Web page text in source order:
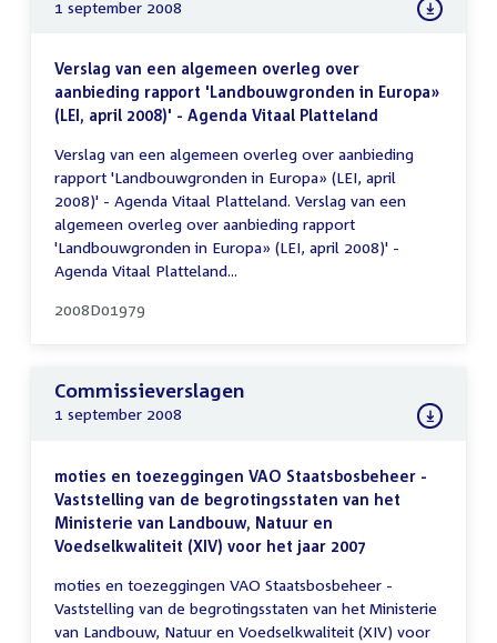
1 september 2008
Verslag van een algemeen overleg over
aanbieding rapport 'Landbouwgronden in Europa»
(LEI, april 2008)' - Agenda Vitaal Platteland
Verslag van een algemeen overleg over aanbieding
rapport 'Landbouwgronden in Europa» (LEI, april
2008)' - Agenda Vitaal Platteland. Verslag van een
algemeen overleg over aanbieding rapport
'Landbouwgronden in Europa» (LEI, april 2008)' -
Agenda Vitaal Platteland...
2008D01979
Commissieverslagen
1 september 2008
moties en toezeggingen VAO Staatsbosbeheer -
Vaststelling van de begrotingsstaten van het
Ministerie van Landbouw, Natuur en
Voedselkwaliteit (XIV) voor het jaar 2007
moties en toezeggingen VAO Staatsbosbeheer -
Vaststelling van de begrotingsstaten van het Ministerie
van Landbouw, Natuur en Voedselkwaliteit (XIV) voor